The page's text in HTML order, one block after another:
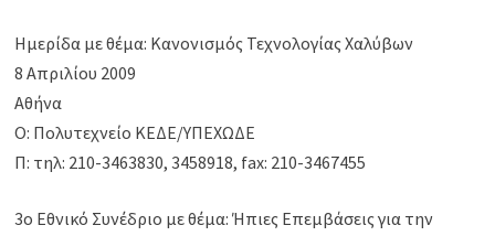
Ημερίδα με θέμα: Κανονισμός Τεχνολογίας Χαλύβων
8 Απριλίου 2009
Αθήνα
Ο: Πολυτεχνείο ΚΕΔΕ/ΥΠΕΧΩΔΕ
Π: τηλ: 210-3463830, 3458918, fax: 210-3467455
3ο Εθνικό Συνέδριο με θέμα: Ήπιες Επεμβάσεις για την